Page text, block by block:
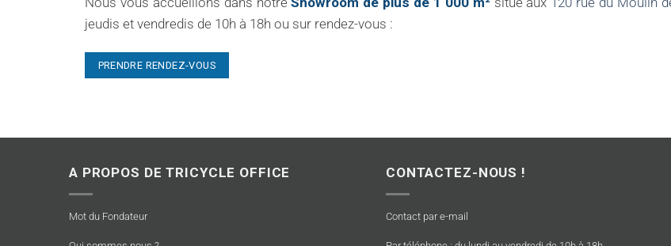
jeudis et vendredis de 10h à 18h ou sur rendez-vous :
PRENDRE RENDEZ-VOUS
A PROPOS DE TRICYCLE OFFICE
Mot du Fondateur
CONTACTEZ-NOUS !
Contact par e-mail